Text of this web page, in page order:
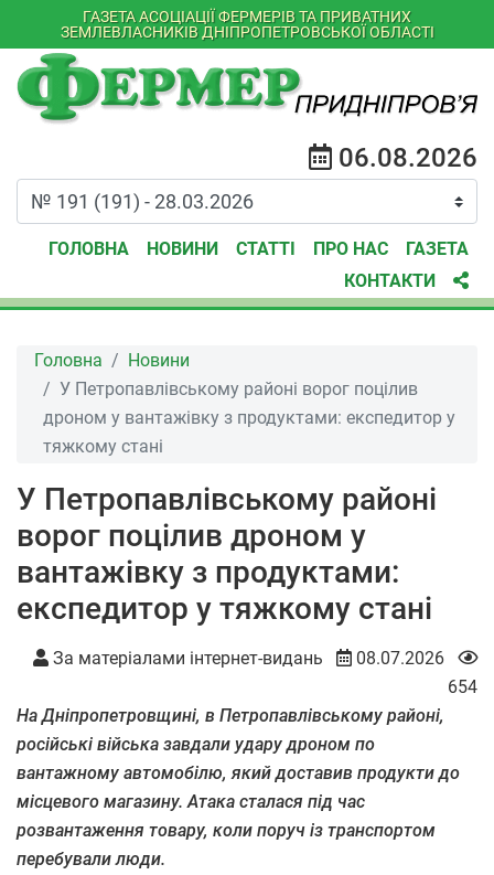
ГАЗЕТА АСОЦІАЦІЇ ФЕРМЕРІВ ТА ПРИВАТНИХ
ЗЕМЛЕВЛАСНИКІВ ДНІПРОПЕТРОВСЬКОЇ ОБЛАСТІ
06.08.2026
ГОЛОВНА НОВИНИ СТАТТІ ПРО НАС
ГАЗЕТА
КОНТАКТИ
Головна
Новини
У Петропавлівському районі ворог поцілив
дроном у вантажівку з продуктами: експедитор у
тяжкому стані
У Петропавлівському районі
ворог поцілив дроном у
вантажівку з продуктами:
експедитор у тяжкому стані
За матеріалами інтернет-видань
08.07.2026
654
На Дніпропетровщині, в Петропавлівському районі,
російські війська завдали удару дроном по
вантажному автомобілю, який доставив продукти до
місцевого магазину. Атака сталася під час
розвантаження товару, коли поруч із транспортом
перебували люди.